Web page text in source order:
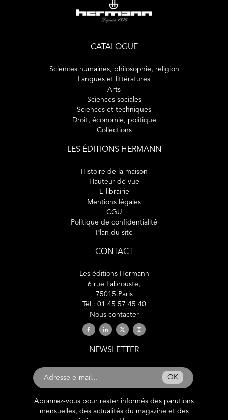
CATALOGUE
Sciences humaines, philosophie, religion
Langues et littératures
Arts
Sciences sociales
Sciences et techniques
Droit, économie, politique
Collections
LES ÉDITIONS HERMANN
Histoire de la maison
Hauteur de vue
E-librairie
Mentions légales
CGU
Politique de confidentialité
Plan du site
CONTACT
Les éditions Hermann
6 rue Labrouste,
75015 Paris
Tél : 01 45 57 45 40
Nous contacter
NEWSLETTER
OK
Abonnez-vous pour rester informés des parutions
mensuelles, des actualités du magazine et des